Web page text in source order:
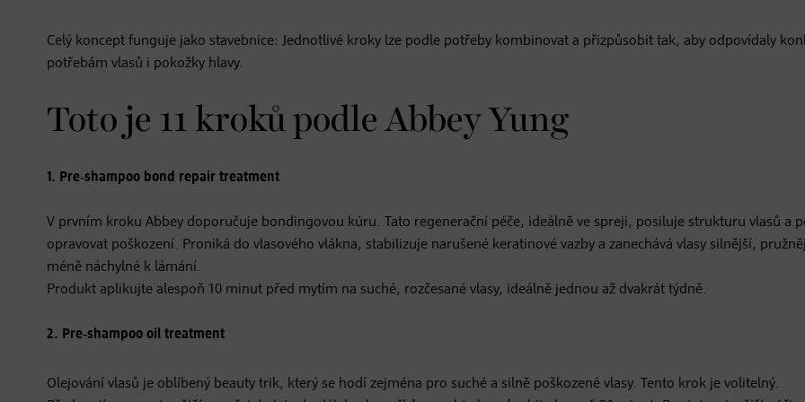
Celý koncept funguje jako stavebnice: Jednotlivé kroky lze podle potřeby kombinovat a přizpůsobit tak, aby odpovídaly
potřebám vlasů i pokožky hlavy.
Toto je 11 kroků podle Abbey Yung
1. Pre‑shampoo bond repair treatment
V prvním kroku Abbey doporučuje bondingovou kúru. Tato regenerační péče, ideálně ve spreji, posiluje strukturu vlasů a
opravovat poškození. Proniká do vlasového vlákna, stabilizuje narušené keratinové vazby a zanechává vlasy silnější,
méně náchylné k lámání.
Produkt aplikujte alespoň 10 minut před mytím na suché, rozčesané vlasy, ideálně jednou až dvakrát týdně.
2. Pre‑shampoo oil treatment
Olejování vlasů je oblíbený beauty trik, který se hodí zejména pro suché a silně poškozené vlasy. Tento krok je volitelný.